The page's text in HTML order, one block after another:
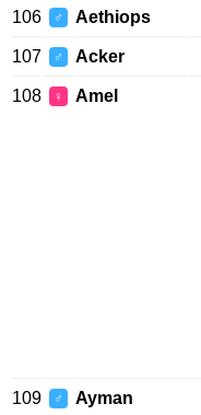
106 ♂ Aethiops
107 ♂ Acker
108 ♀ Amel
109 ♂ Ayman